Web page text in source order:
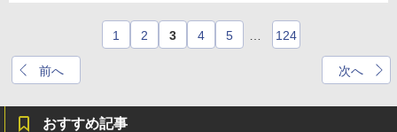
前へ
1 2 3 4 5 124
次へ
おすすめ記事